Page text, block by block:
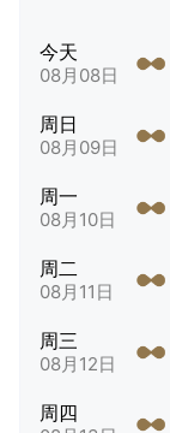
今天
08月08日
周日
08月09日
周一
08月10日
周二
08月11日
周三
08月12日
周四